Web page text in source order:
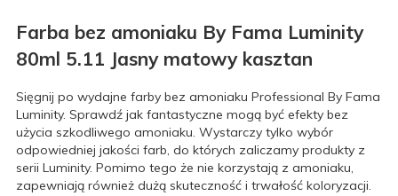
Farba bez amoniaku By Fama Luminity
80ml 5.11 Jasny matowy kasztan
Sięgnij po wydajne farby bez amoniaku Professional By Fama
Luminity. Sprawdź jak fantastyczne mogą być efekty bez
użycia szkodliwego amoniaku. Wystarczy tylko wybór
odpowiedniej jakości farb, do których zaliczamy produkty z
serii Luminity. Pomimo tego że nie korzystają z amoniaku,
zapewniają również dużą skuteczność i trwałość koloryzacji.